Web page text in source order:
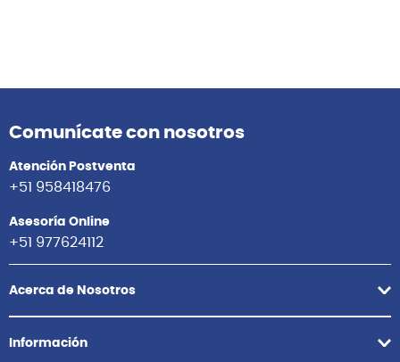
Comunícate con nosotros
Atención Postventa
+51 958418476
Asesoría Online
+51 977624112
Acerca de Nosotros
Información